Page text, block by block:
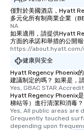
僅對於美國酒店，Hyatt
多元化所有制商業企業（
NA
如果適用，請提供Hyatt
方面的承諾和舉措的公開報
https://
健康與安全
Hyatt Regency Phoenix
建議制定的嗎？ 如果是，
Yes, GBAC STAR
Hyatt Regency Phoenix
梯站等）進行清潔和消毒
Yes, All public areas are
Grequently touched
depending upon